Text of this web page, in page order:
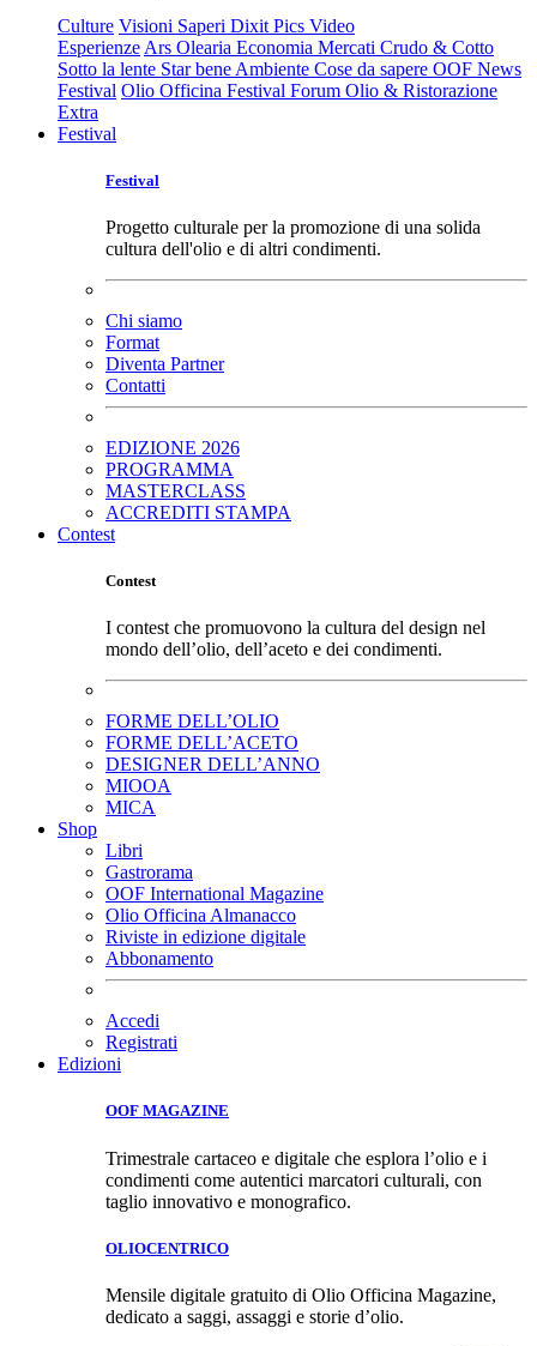
Culture Visioni Saperi Dixit Pics Video
Esperienze Ars Olearia Economia Mercati Crudo & Cotto
Sotto la lente Star bene Ambiente Cose da sapere OOF News
Festival Olio Officina Festival Forum Olio & Ristorazione
Extra
Festival
Festival
Progetto culturale per la promozione di una solida
cultura dell'olio e di altri condimenti.
Chi siamo
Format
Diventa Partner
Contatti
EDIZIONE 2026
PROGRAMMA
MASTERCLASS
ACCREDITI STAMPA
Contest
Contest
I contest che promuovono la cultura del design nel
mondo dell’olio, dell’aceto e dei condimenti.
FORME DELL’OLIO
FORME DELL’ACETO
DESIGNER DELL’ANNO
MIOOA
MICA
Shop
Libri
Gastrorama
OOF International Magazine
Olio Officina Almanacco
Riviste in edizione digitale
Abbonamento
Accedi
Registrati
Edizioni
OOF MAGAZINE
Trimestrale cartaceo e digitale che esplora l’olio e i
condimenti come autentici marcatori culturali, con
taglio innovativo e monografico.
OLIOCENTRICO
Mensile digitale gratuito di Olio Officina Magazine,
dedicato a saggi, assaggi e storie d’olio.